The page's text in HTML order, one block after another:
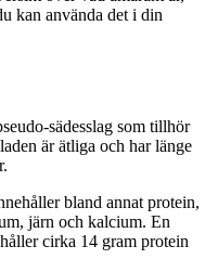
kan använda det i din
sädesslag som tillhör
är ätliga och har länge
bland annat protein,
järn och kalcium. En
cirka 14 gram protein